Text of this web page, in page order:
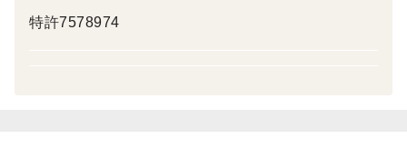
防除について
特許7578974